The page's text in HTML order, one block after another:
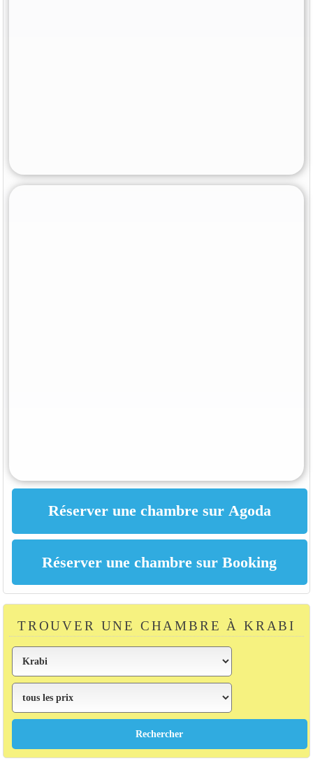
TROUVER UNE CHAMBRE À KRABI